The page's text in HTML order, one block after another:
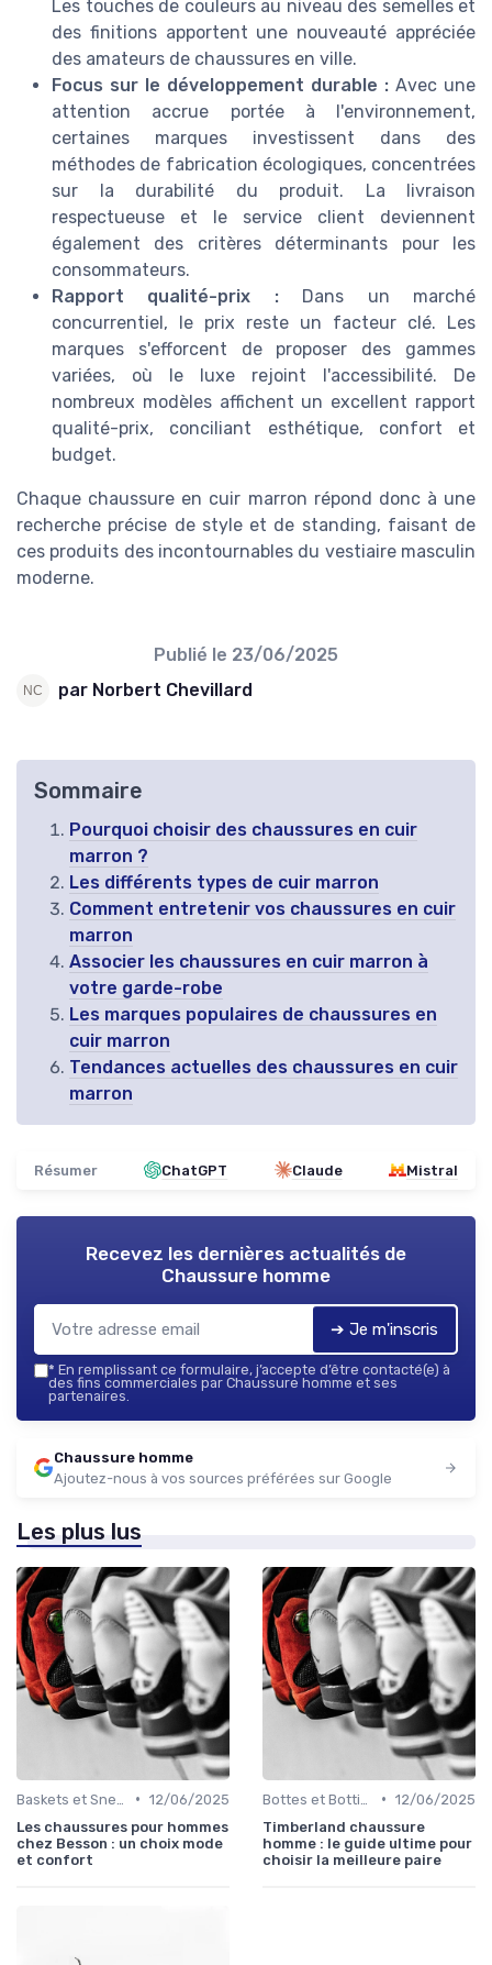
Les touches de couleurs au niveau des semelles et
des finitions apportent une nouveauté appréciée
des amateurs de chaussures en ville.
Focus sur le développement durable : Avec une
attention accrue portée à l'environnement,
certaines marques investissent dans des
méthodes de fabrication écologiques, concentrées
sur la durabilité du produit. La livraison
respectueuse et le service client deviennent
également des critères déterminants pour les
consommateurs.
Rapport qualité-prix :Dans un marché
concurrentiel, le prix reste un facteur clé. Les
marques s'efforcent de proposer des gammes
variées, où le luxe rejoint l'accessibilité. De
nombreux modèles affichent un excellent rapport
qualité-prix, conciliant esthétique, confort et
budget.
Chaque chaussure en cuir marron répond donc à une
recherche précise de style et de standing, faisant de
ces produits des incontournables du vestiaire masculin
moderne.
Publié le 23/06/2025
par Norbert Chevillard
Sommaire
Pourquoi choisir des chaussures en cuir
marron ?
Les différents types de cuir marron
Comment entretenir vos chaussures en cuir
marron
Associer les chaussures en cuir marron à
votre garde-robe
Les marques populaires de chaussures en
cuir marron
Tendances actuelles des chaussures en cuir
marron
Résumer ChatGPT Claude Mistral
Recevez les dernières actualités de
Chaussure homme
➔ Je m'inscris
* En remplissant ce formulaire, j’accepte d’être contacté(e) à
des fins commerciales par Chaussure homme et ses
partenaires.
Chaussure homme
Ajoutez-nous à vos sources préférées sur Google
Les plus lus
• 12/06/2025
Les chaussures pour hommes
chez Besson : un choix mode
et confort
• 12/06/2025
Timberland chaussure
homme : le guide ultime pour
choisir la meilleure paire